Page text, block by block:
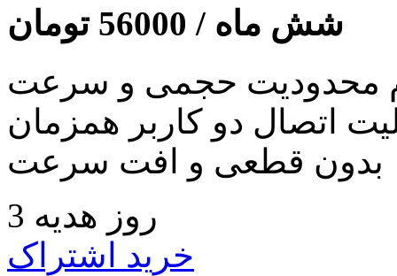
شش ماه / 56000 تومان
محدودیت حجمی و سرعت
اتصال دو کاربر همزمان
بدون قطعی و افت سرعت
3 روز هدیه
خرید اشتراک